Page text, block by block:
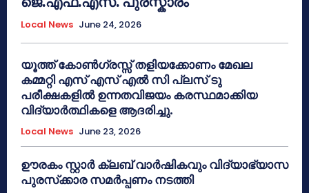
Local News June 24, 2026
യൂത്ത് കോൺഗ്രസ്സ് തളിയക്കോണം മേഖല
കമ്മറ്റി എസ് എസ് എൽ സി പ്ലസ് ടു
പരീക്ഷകളിൽ ഉന്നതവിജയം കരസ്ഥമാക്കിയ
വിദ്യാർത്ഥികളെ ആദരിച്ചു.
Local News June 23, 2026
ഊരകം സ്റ്റാർ ക്ലബ് വാർഷികവും വിദ്യാഭ്യാസ
പുരസ്‌ക്കാര സമർപ്പണം നടത്തി